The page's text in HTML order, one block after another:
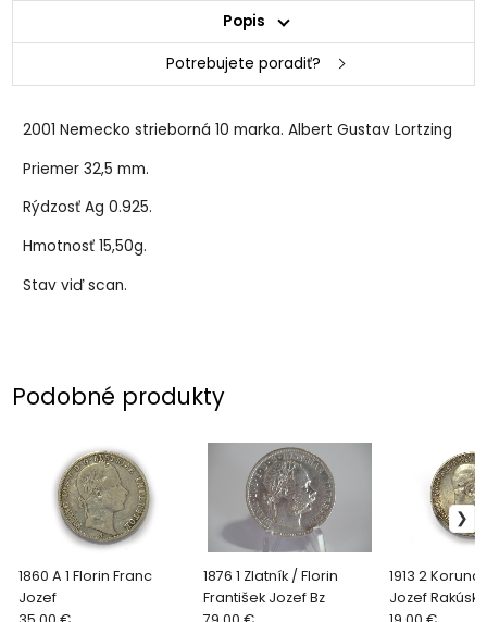
Popis
Potrebujete poradiť?
2001 Nemecko strieborná 10 marka. Albert Gustav Lortzing
Priemer 32,5 mm.
Rýdzosť Ag 0.925.
Hmotnosť 15,50g.
Stav viď scan.
Podobné produkty
1860 A 1 Florin Franc
Jozef
1876 1 Zlatník / Florin
František Jozef Bz
1913 2 Koruna
Jozef